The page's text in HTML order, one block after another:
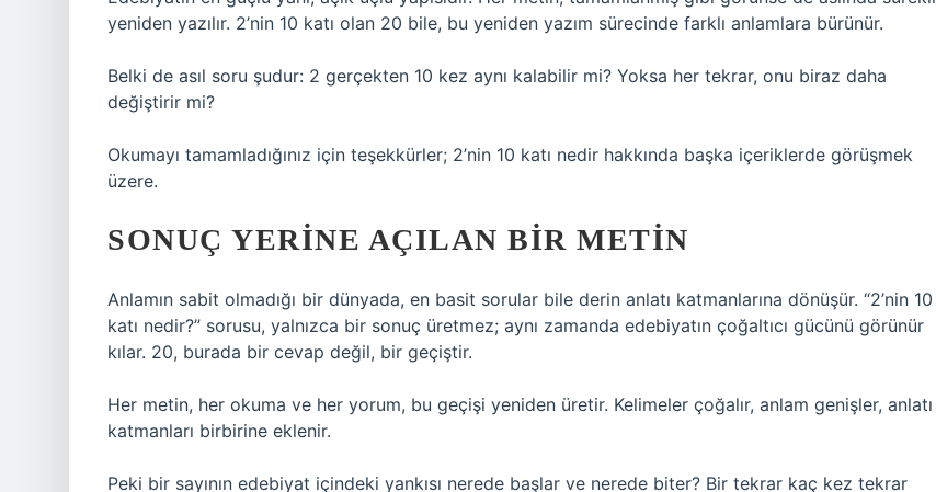
yeniden yazılır. 2’nin 10 katı olan 20 bile, bu yeniden yazım sürecinde farklı anlamlara bürünür.
Belki de asıl soru şudur: 2 gerçekten 10 kez aynı kalabilir mi? Yoksa her tekrar, onu biraz daha
değiştirir mi?
Okumayı tamamladığınız için teşekkürler; 2’nin 10 katı nedir hakkında başka içeriklerde görüşmek
üzere.
SONUÇ YERINE AÇILAN BIR METIN
Anlamın sabit olmadığı bir dünyada, en basit sorular bile derin anlatı katmanlarına dönüşür. “2’nin 10
katı nedir?” sorusu, yalnızca bir sonuç üretmez; aynı zamanda edebiyatın çoğaltıcı gücünü görünür
kılar. 20, burada bir cevap değil, bir geçiştir.
Her metin, her okuma ve her yorum, bu geçişi yeniden üretir. Kelimeler çoğalır, anlam genişler, anlatı
katmanları birbirine eklenir.
Peki bir sayının edebiyat içindeki yankısı nerede başlar ve nerede biter? Bir tekrar kaç kez tekrar